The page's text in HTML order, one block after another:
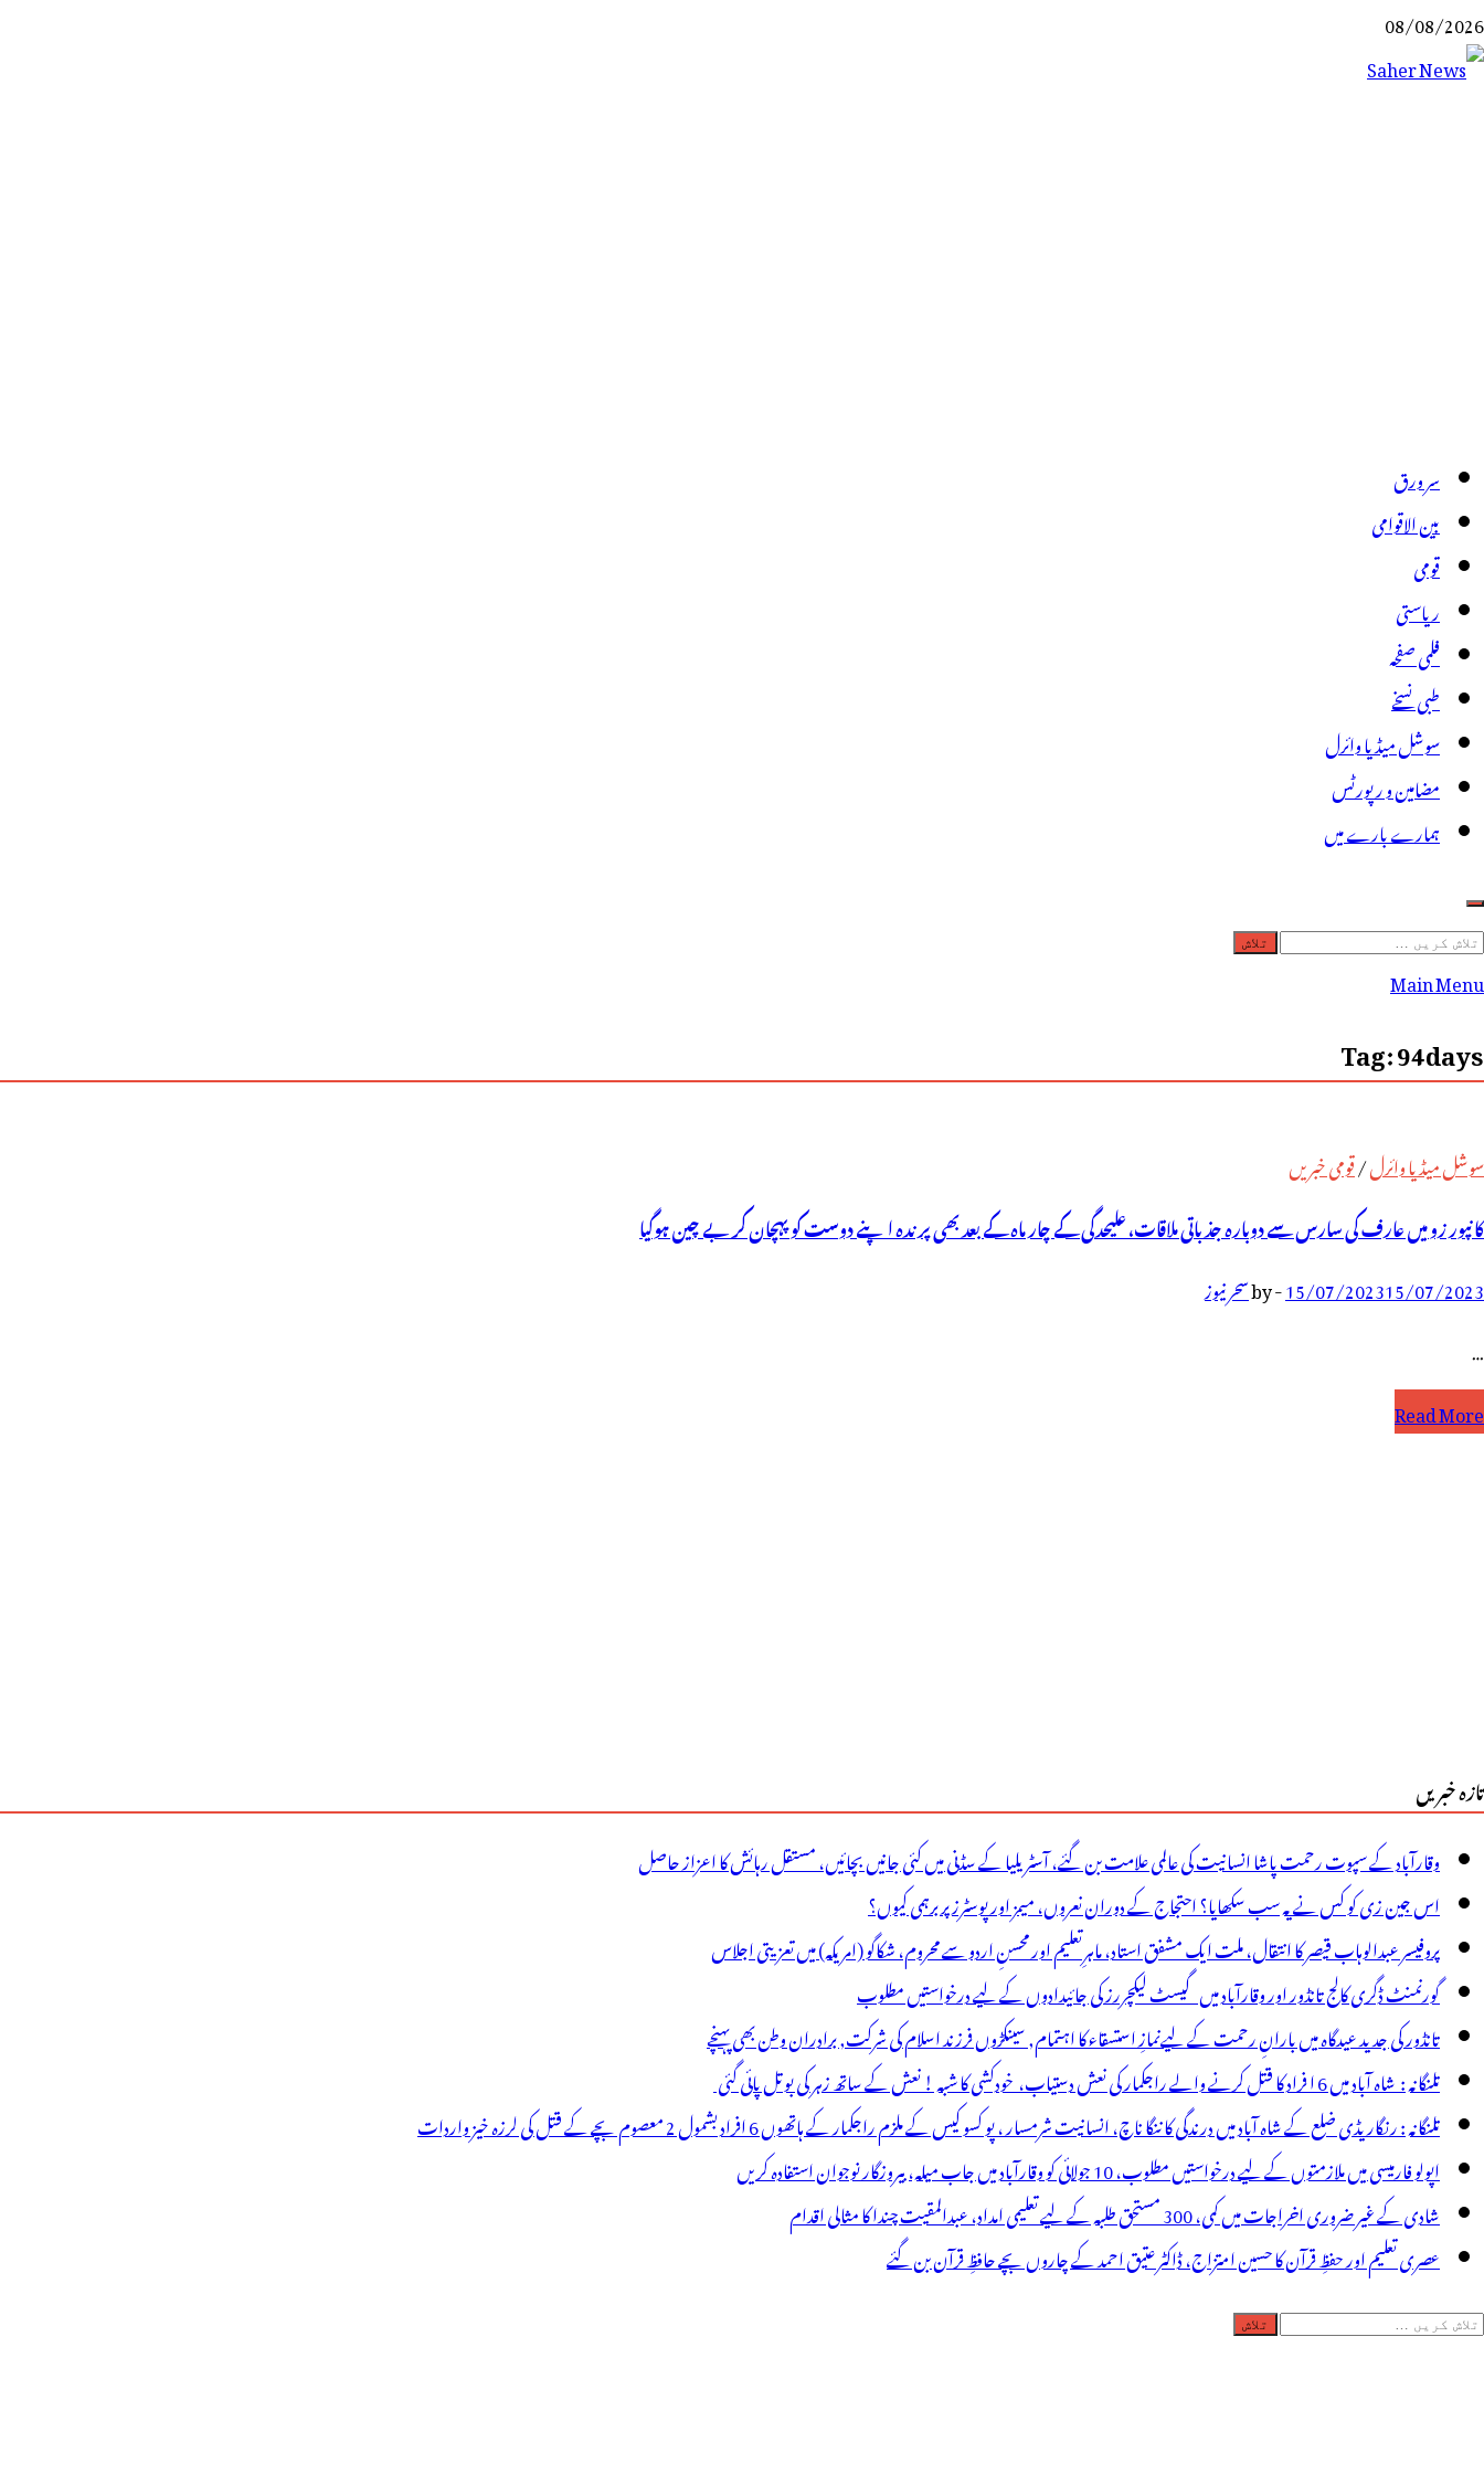
Skip
to
08/08/2026
سر ورق
بین الاقوامی
قومی
ریاستی
فلمی صفحہ
طبی نسخے
سوشل میڈیا وائرل
مضامین و رپورٹس
ہمارے بارے میں
تلاش
کریں
Main Menu
Tag:94days
سوشل میڈیا وائرل/قومی خبریں
کانپور زو میں عارف کی سارس سے دوبارہ جذباتی ملاقات، علیحدگی کے چار ماہ کے بعد بھی پرندہ اپنے دوست کو پہچان کر بے چین ہوگیا
15/07/202315/07/2023
-
byسحر نیوز
…
کانپور
ملاقات،
علیحدگی
کے
چار
کے
بعد
بھی
پرندہ
اپنے
دوست
پہچان
Read More
تازہ خبریں
وقارآباد کے سپوت رحمت پاشا انسانیت کی عالمی علامت بن گئے، آسٹریلیا کے سڈنی میں کئی جانیں بچائیں، مستقل رہائش کا اعزاز حاصل
اس جین زی کو کس نے یہ سب سکھایا؟ احتجاج کے دوران نعروں، میمز اور پوسٹرز پر برہمی کیوں؟
پروفیسر عبدالوہاب قیصر کا انتقال، ملت ایک مشفق استاد، ماہرِتعلیم اور محسنِ اردو سے محروم، شکاگو (امریکہ) میں تعزیتی اجلاس
گورنمنٹ ڈگری کالج تانڈور اور وقارآباد میں گیسٹ لیکچررز کی جائیدادوں کے لیے درخواستیں مطلوب
تانڈور کی جدید عیدگاہ میں بارانِ رحمت کے لیےنمازِ استسقاء کا اہتمام, سینکڑوں فرزند اسلام کی شرکت, برادران وطن بھی پہنچے
تلنگانہ : شاہ آباد میں 6 ا فراد کا قتل کرنے والے راجکمار کی نعش دستیاب، خودکشی کا شبہ ! نعش کے ساتھ زہر کی بوتل پائی گئی
تلنگانہ : رنگاریڈی ضلع کے شاہ آباد میں درندگی کا ننگا ناچ، انسانیت شرمسار ، پو کسو کیس کے ملزم راجکمار کے ہاتھوں 6 افراد بشمول 2 معصوم بچے کے قتل کی لرزہ خیز واردات
اپولو فارمیسی میں ملازمتوں کے لیے درخواستیں مطلوب، 10 جولائی کو وقارآباد میں جاب میلہ، بیروزگار نوجوان استفادہ کریں
شادی کے غیر ضروری اخراجات میں کمی، 300 مستحق طلبہ کے لیے تعلیمی امداد، عبدالمقیت چندا کا مثالی اقدام
عصری تعلیم اور حفظِ قرآن کا حسین امتزاج، ڈاکٹر عتیق احمد کے چاروں بچے حافظِ قرآن بن گئے
تلاش